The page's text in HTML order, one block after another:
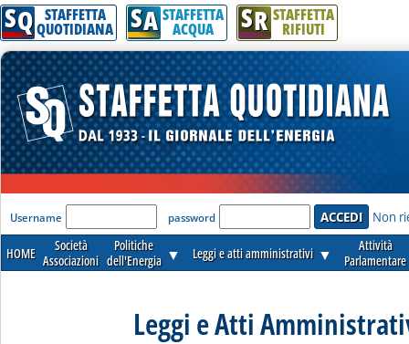
SQ STAFFETTA
QUOTIDIANA SA STAFFETTA
ACQUA SR STAFFETTA
RIFIUTI
'Modulo Login per accedere'
Username password Non
HOME
Società
Associazioni
Politiche
dell'Energia ▼ Leggi e atti amministrativi ▼
Attività
Parlamentare
Leggi e Atti